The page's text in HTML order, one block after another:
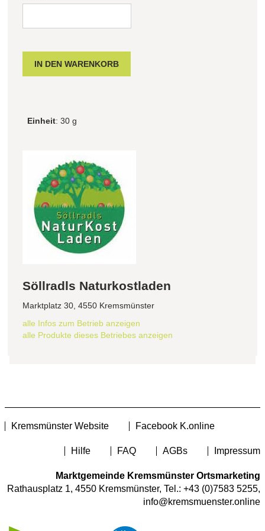
Einheit: 30 g
Söllradls Naturkostladen
Marktplatz 30, 4550 Kremsmünster
alle Infos zum Betrieb anzeigen
alle Produkte dieses Betriebes anzeigen
Kremsmünster Website Facebook K.online
Hilfe FAQ AGBs Impressum
Marktgemeinde Kremsmünster Ortsmarketing
Rathausplatz 1, 4550 Kremsmünster, Tel.: +43 (0)7583 5255,
info@kremsmuenster.online